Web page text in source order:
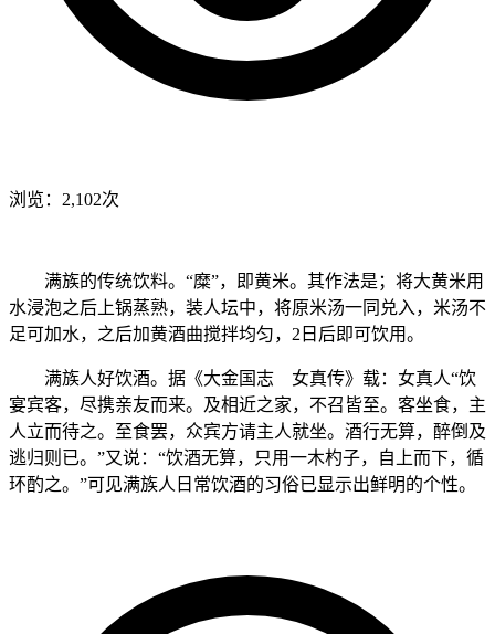
浏览：2,102次
满族的传统饮料。“糜”，即黄米。其作法是；将大黄米用
水浸泡之后上锅蒸熟，装人坛中，将原米汤一同兑入，米汤不
足可加水，之后加黄酒曲搅拌均匀，2日后即可饮用。
满族人好饮酒。据《大金国志 女真传》载：女真人“饮
宴宾客，尽携亲友而来。及相近之家，不召皆至。客坐食，主
人立而待之。至食罢，众宾方请主人就坐。酒行无算，醉倒及
逃归则已。”又说：“饮酒无算，只用一木杓子，自上而下，循
环酌之。”可见满族人日常饮酒的习俗已显示出鲜明的个性。